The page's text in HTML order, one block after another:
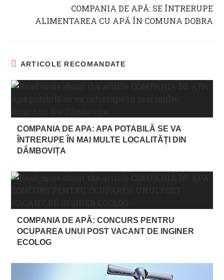
COMPANIA DE APĂ: SE ÎNTRERUPE
ALIMENTAREA CU APĂ ÎN COMUNA DOBRA
ARTICOLE RECOMANDATE
COMPANIA DE APA: APA POTABILĂ SE VA
ÎNTRERUPE ÎN MAI MULTE LOCALITĂȚI DIN
DÂMBOVIȚA
COMPANIA DE APĂ: CONCURS PENTRU
OCUPAREA UNUI POST VACANT DE INGINER
ECOLOG